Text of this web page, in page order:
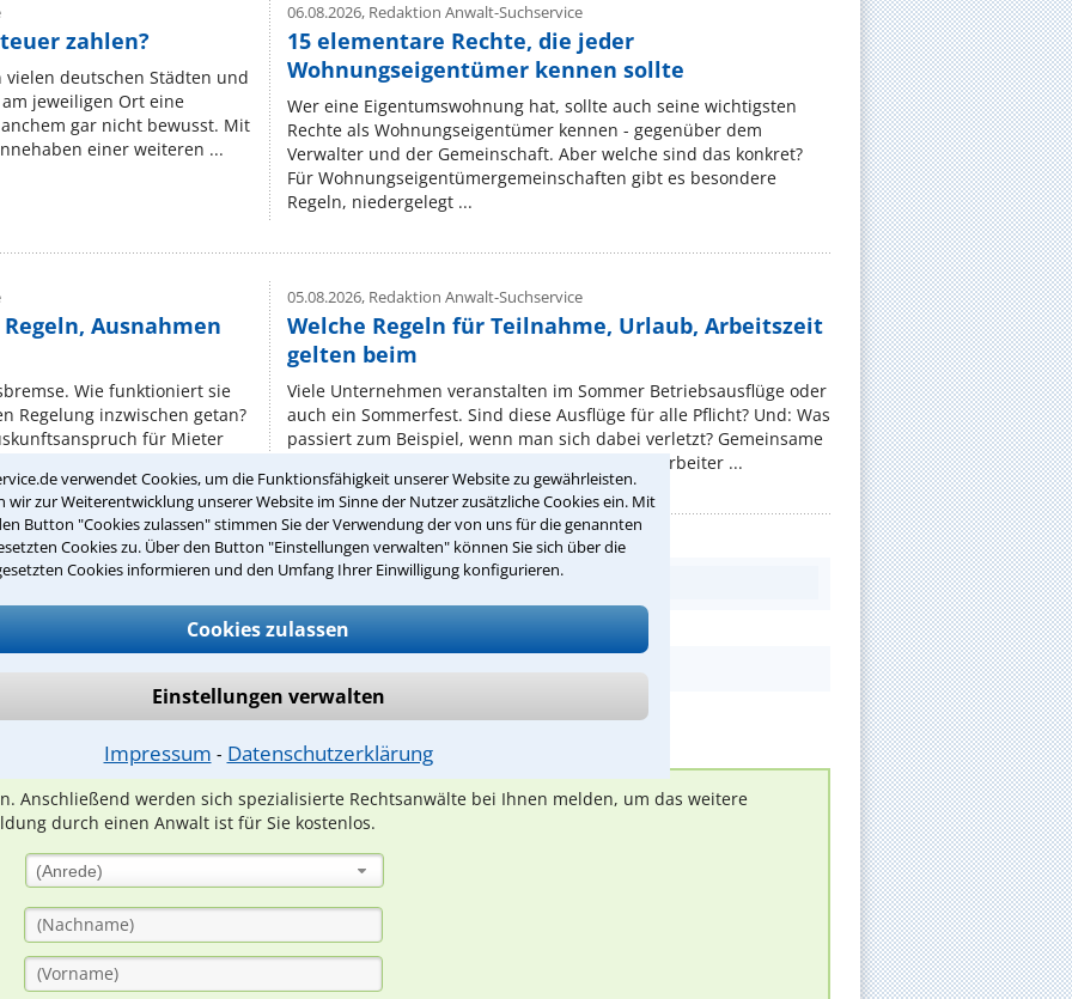
verwendet Cookies, um die Funktionsfähigkeit unserer Website zu gewährleisten.
wir zur Weiterentwicklung unserer Website im Sinne der Nutzer zusätzliche Cookies ein. Mit
Button "Cookies zulassen" stimmen Sie der Verwendung der von uns für die genannten
Cookies zu. Über den Button "Einstellungen verwalten" können Sie sich über die
Cookies informieren und den Umfang Ihrer Einwilligung konfigurieren.
Cookies zulassen
Einstellungen verwalten
Impressum ⁃ Datenschutzerklärung
zahlen?
deutschen Städten und
jeweiligen Ort eine
gar nicht bewusst. Mit
einer weiteren ...
06.08.2026,Redaktion Anwalt-Suchservice
15 elementare Rechte, die jeder
Wohnungseigentümer kennen sollte
Wer eine Eigentumswohnung hat, sollte auch seine wichtigsten
Rechte als Wohnungseigentümer kennen - gegenüber dem
Verwalter und der Gemeinschaft. Aber welche sind das konkret?
Für Wohnungseigentümergemeinschaften gibt es besondere
Regeln, niedergelegt ...
Ausnahmen
Wie funktioniert sie
Regelung inzwischen getan?
für Mieter
05.08.2026,Redaktion Anwalt-Suchservice
Welche Regeln für Teilnahme, Urlaub, Arbeitszeit
gelten beim
Viele Unternehmen veranstalten im Sommer Betriebsausflüge oder
auch ein Sommerfest. Sind diese Ausflüge für alle Pflicht? Und: Was
passiert zum Beispiel, wenn man sich dabei verletzt? Gemeinsame
Erlebnisse außerhalb der Arbeit sollen die Mitarbeiter ...
Teste Dein Rechtswissen
Anschließend werden sich spezialisierte Rechtsanwälte bei Ihnen melden, um das weitere
durch einen Anwalt ist für Sie kostenlos.
(Anrede)